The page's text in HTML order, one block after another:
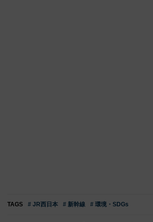
TAGS # JR西日本 # 新幹線 # 環境・SDGs